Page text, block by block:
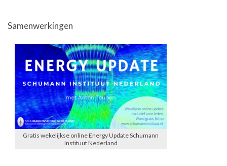
Samenwerkingen
Gratis wekelijkse online Energy Update Schumann
Instituut Nederland